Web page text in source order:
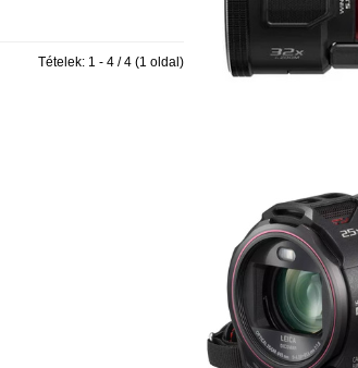
Tételek: 1 - 4 / 4 (1 oldal)